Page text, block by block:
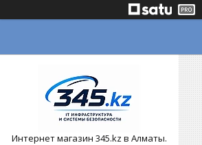
Интернет магазин 345.kz в Алматы.